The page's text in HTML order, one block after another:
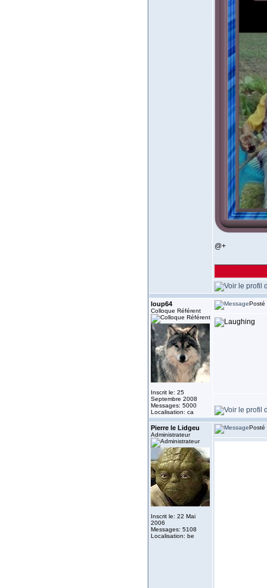
@+
loup64
Colloque Référent
Inscrit le: 25
Septembre 2008
Messages: 5000
Localisation: ca
Posté
Pierre le Lidgeu
Administrateur
Inscrit le: 22 Mai
2006
Messages: 5108
Localisation: be
Posté